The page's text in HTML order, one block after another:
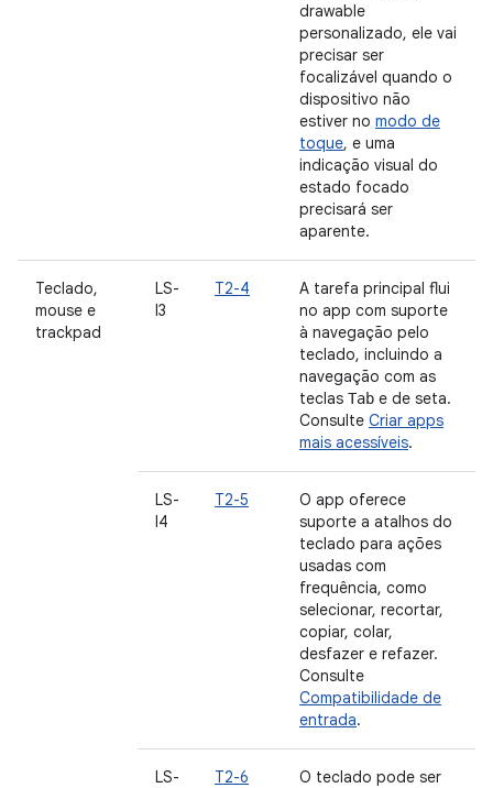
drawable
personalizado, ele vai
precisar ser
focalizável quando o
dispositivo não
estiver no modo de
toque, e uma
indicação visual do
estado focado
precisará ser
aparente.
Teclado,
mouse e
trackpad
LS-
I3
T2-4
A tarefa principal flui
no app com suporte
à navegação pelo
teclado, incluindo a
navegação com as
teclas Tab e de seta.
Consulte Criar apps
mais acessíveis.
LS-
I4
T2-5
O app oferece
suporte a atalhos do
teclado para ações
usadas com
frequência, como
selecionar, recortar,
copiar, colar,
desfazer e refazer.
Consulte
Compatibilidade de
entrada.
LS-
T2-6
O teclado pode ser